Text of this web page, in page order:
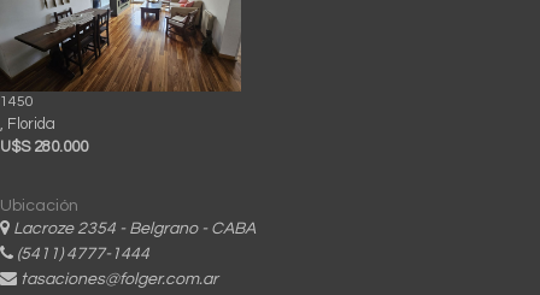
1450
, Florida
U$S 280.000
Ubicación
Lacroze 2354 - Belgrano - CABA
(5411) 4777-1444
tasaciones@folger.com.ar